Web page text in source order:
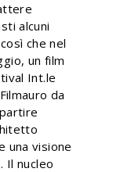
alcuni
che nel
un film
Int.le
da
una visione
Il nucleo